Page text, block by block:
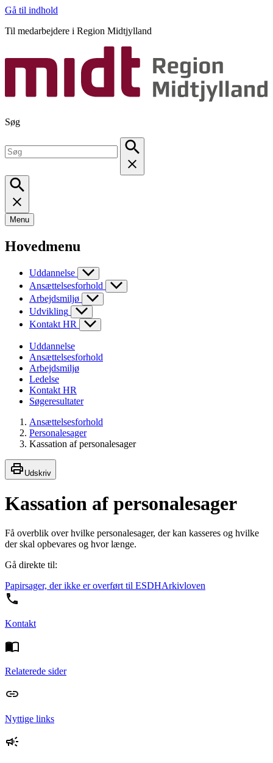
Gå til indhold
Til medarbejdere i Region Midtjylland
Søg
Menu
Hovedmenu
Uddannelse
Ansættelsesforhold
Arbejdsmiljø
Udvikling
Kontakt HR
Uddannelse
Ansættelsesforhold
Arbejdsmiljø
Ledelse
Kontakt HR
Søgeresultater
Ansættelsesforhold
Personalesager
Kassation af personalesager
Udskriv
Kassation af personalesager
Få overblik over hvilke personalesager, der kan kasseres og hvilke
der skal opbevares og hvor længe.
Gå direkte til:
Papirsager, der ikke er overført til ESDHArkivloven
Kontakt
Relaterede sider
Nyttige links